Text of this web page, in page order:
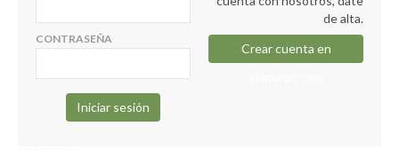
CONTRASEÑA
de alta.
Crear cuenta en